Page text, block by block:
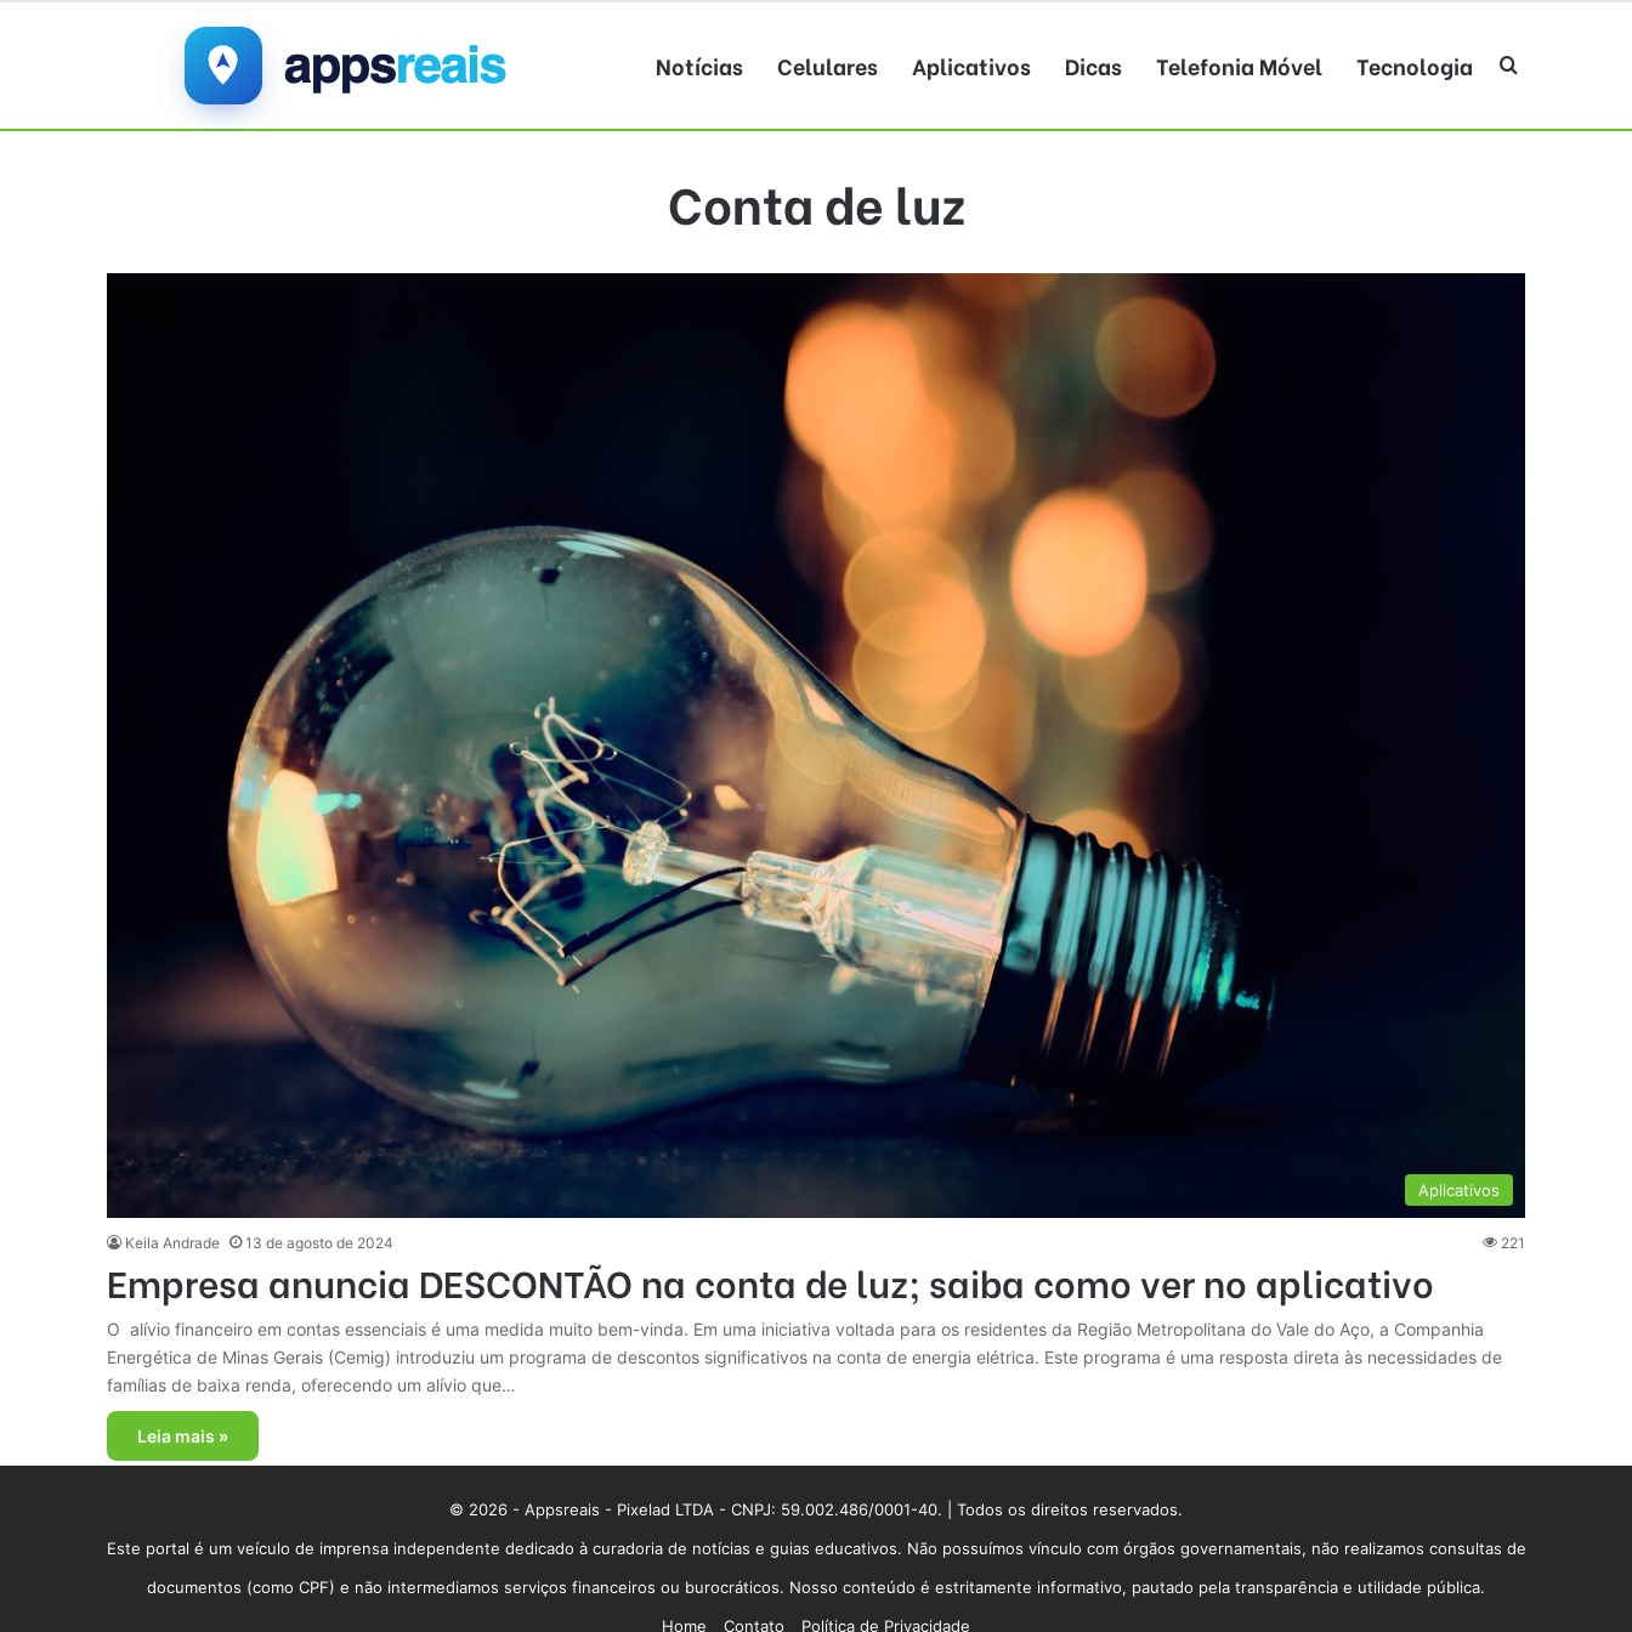
Notícias Celulares Aplicativos Dicas Telefonia Móvel Tecnologia Procurar por
Conta de luz
Aplicativos
Keila Andrade 13 de agosto de 2024 221
Empresa anuncia DESCONTÃO na conta de luz; saiba como ver no aplicativo
O alívio financeiro em contas essenciais é uma medida muito bem-vinda. Em uma iniciativa voltada para os residentes da Região Metropolitana do Vale do Aço, a Companhia
Energética de Minas Gerais (Cemig) introduziu um programa de descontos significativos na conta de energia elétrica. Este programa é uma resposta direta às necessidades de
famílias de baixa renda, oferecendo um alívio que…
Leia mais »
© 2026 - Appsreais - Pixelad LTDA - CNPJ: 59.002.486/0001-40. | Todos os direitos reservados.
Este portal é um veículo de imprensa independente dedicado à curadoria de notícias e guias educativos. Não possuímos vínculo com órgãos governamentais, não realizamos consultas de
documentos (como CPF) e não intermediamos serviços financeiros ou burocráticos. Nosso conteúdo é estritamente informativo, pautado pela transparência e utilidade pública.
Home
Contato Política de Privacidade